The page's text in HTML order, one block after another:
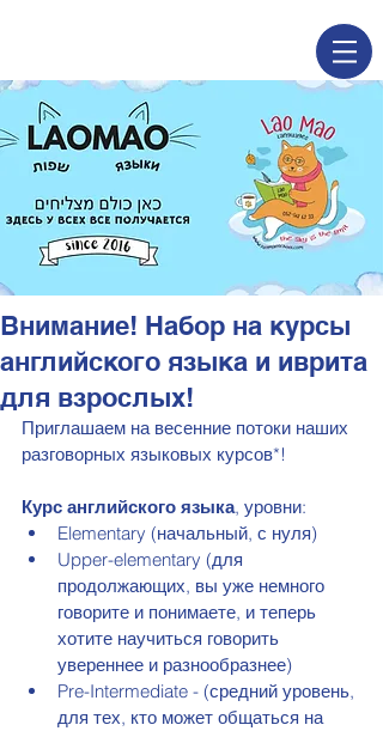
Внимание! Набор на курсы
английского языка и иврита
для взрослых!
Приглашаем на весенние потоки наших
разговорных языковых курсов*!
Курс английского языка, уровни:
Elementary (начальный, с нуля)
Upper-elementary (для
продолжающих, вы уже немного
говорите и понимаете, и теперь
хотите научиться говорить
увереннее и разнообразнее)
Pre-Intermediate - (средний уровень,
для тех, кто может общаться на